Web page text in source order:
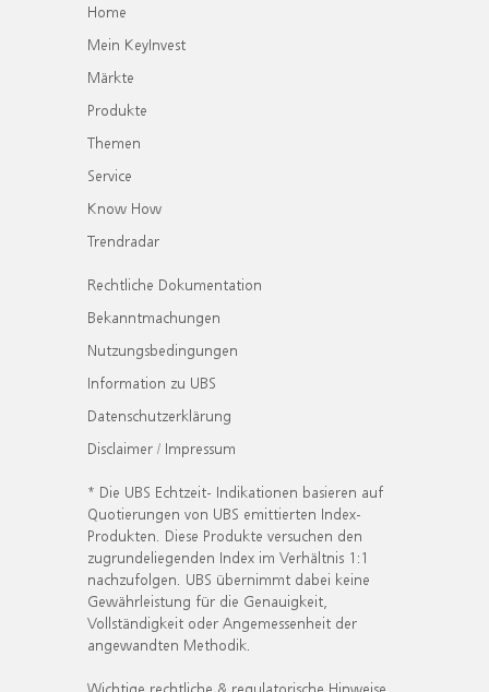
Home
Mein KeyInvest
Märkte
Produkte
Themen
Service
Know How
Trendradar
Rechtliche Dokumentation
Bekanntmachungen
Nutzungsbedingungen
Information zu UBS
Datenschutzerklärung
Disclaimer / Impressum
* Die UBS Echtzeit- Indikationen basieren auf
Quotierungen von UBS emittierten Index-
Produkten. Diese Produkte versuchen den
zugrundeliegenden Index im Verhältnis 1:1
nachzufolgen. UBS übernimmt dabei keine
Gewährleistung für die Genauigkeit,
Vollständigkeit oder Angemessenheit der
angewandten Methodik.